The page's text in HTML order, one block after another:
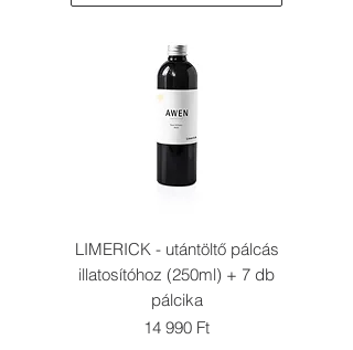
LIMERICK - utántöltő pálcás
illatosítóhoz (250ml) + 7 db
pálcika
Ár
14 990 Ft